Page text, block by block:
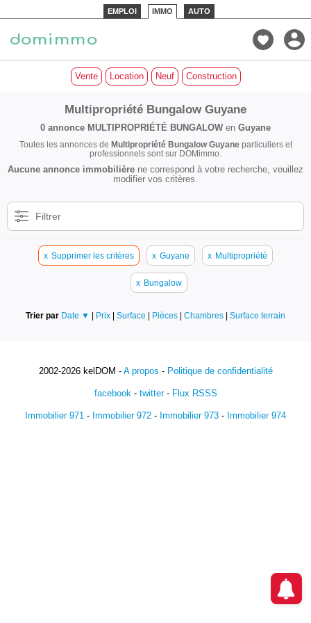
EMPLOI IMMO AUTO
Vente Location Neuf Construction
Multipropriété Bungalow Guyane
0 annonce MULTIPROPRIÉTÉ BUNGALOW en Guyane
Toutes les annonces de Multipropriété Bungalow Guyaneparticuliers et
professionnels sont sur DOMimmo.
Aucune annonce immobilière ne correspond à votre recherche, veuillez
modifier vos critères.
Filtrer
x Supprimer les critères x Guyane x Multipropriété
x Bungalow
Trier par Date ▼ | Prix | Surface | Pièces | Chambres | Surface terrain
2002-2026 kelDOM - A propos - Politique de confidentialité
facebook- twitter- Flux RSSS
Immobilier 971 - Immobilier 972 - Immobilier 973 - Immobilier 974